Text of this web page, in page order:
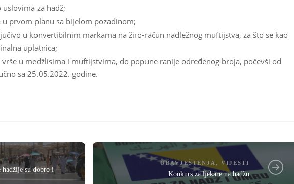
za hadž;
u prvom planu sa bijelom pozadinom;
u konvertibilnim markama na žiro-račun nadležnog muftijstva, za što se kao
uplatnica;
vrše u medžlisima i muftijstvima, do popune ranije određenog broja, počevši od
sa 25.05.2022. godine.
hadžije su dobro i
OBAVJEŠTENJA,VIJESTI
Konkurs za ljekare na hadžu